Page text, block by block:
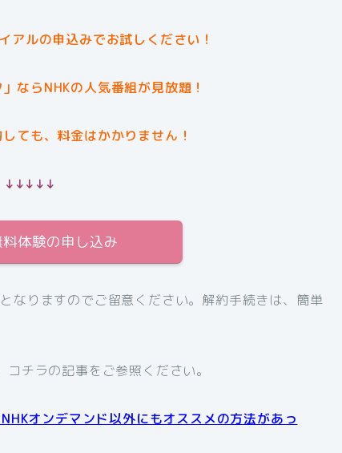
アルの申込みでお試しください！
ならNHKの人気番組が見放題！
ても、料金はかかりません！
↓↓↓↓↓
体験の申し込み
なりますのでご留意ください。解約手続きは、簡単
チラの記事をご参照ください。
オンデマンド以外にもオススメの方法があっ